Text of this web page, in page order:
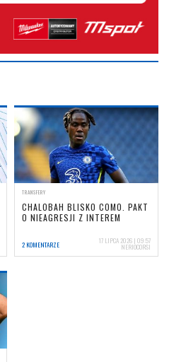
TRANSFERY
CHALOBAH BLISKO COMO. PAKT
O NIEAGRESJI Z INTEREM
2 KOMENTARZE 17 LIPCA 2026 | 09:57
NERIOCORSI